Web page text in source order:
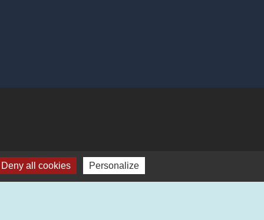
all cookies Personalize